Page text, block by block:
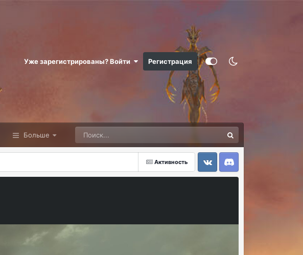
Уже зарегистрированы? Войти Регистрация
Больше
Активность
VK
Discord